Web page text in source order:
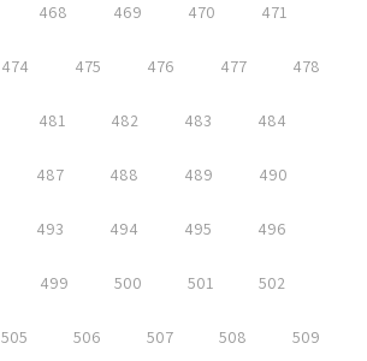
468 469 470 471
474 475 476 477 478
481 482 483 484
487 488 489 490
493 494 495 496
499 500 501 502
505 506 507 508 509